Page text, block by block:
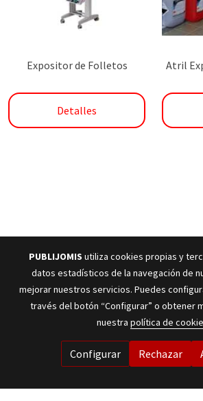
Expositor de Folletos
Detalles
Atril
PUBLIJOMIS utiliza cookies propias y
datos estadísticos de la navegación de
mejorar nuestros servicios. Puedes
través del botón “Configurar” o obtener
nuestra política de
Configurar Rechazar